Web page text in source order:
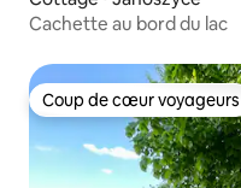
Cachette au bord du lac
Coup de cœur voyageurs
Coup de cœur voyageurs